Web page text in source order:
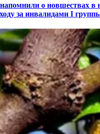
о новшествах в
за инвалидами I